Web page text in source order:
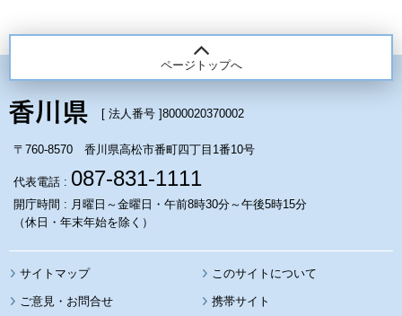
ページトップへ
[ 法人番号 ]8000020370002
〒760-8570 香川県高松市番町四丁目1番10号
代表電話 : 087-831-1111
開庁時間 : 月曜日～金曜日・午前8時30分～午後5時15分
（休日・年末年始を除く）
サイトマップ このサイトについて
携帯サイト